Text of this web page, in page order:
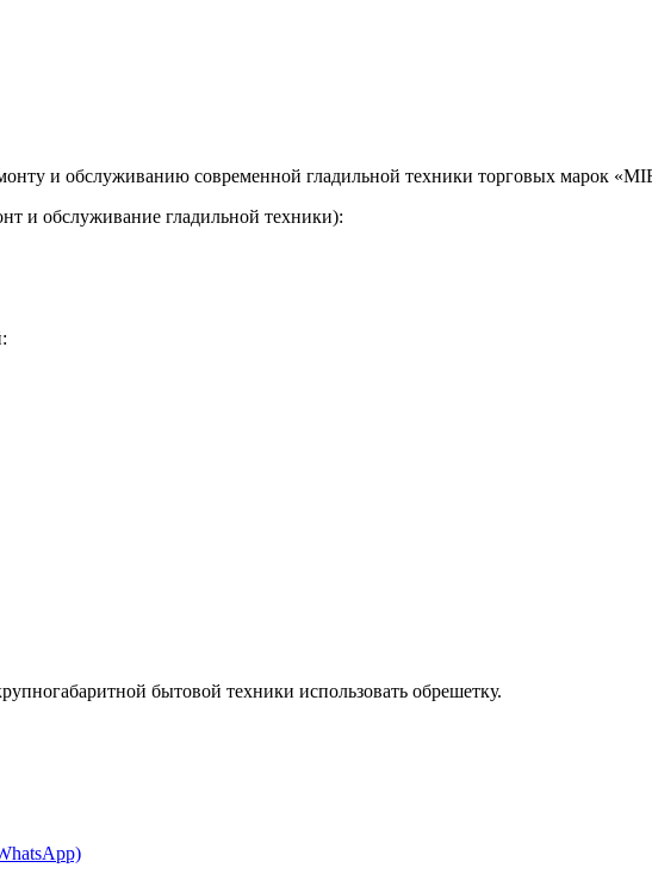
и обслуживанию современной гладильной техники торговых марок
и обслуживание гладильной техники):
бытовой техники использовать обрешетку.